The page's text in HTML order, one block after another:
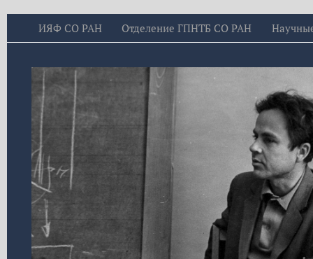
ИЯФ СО РАН Отделение ГПНТБ СО РАН